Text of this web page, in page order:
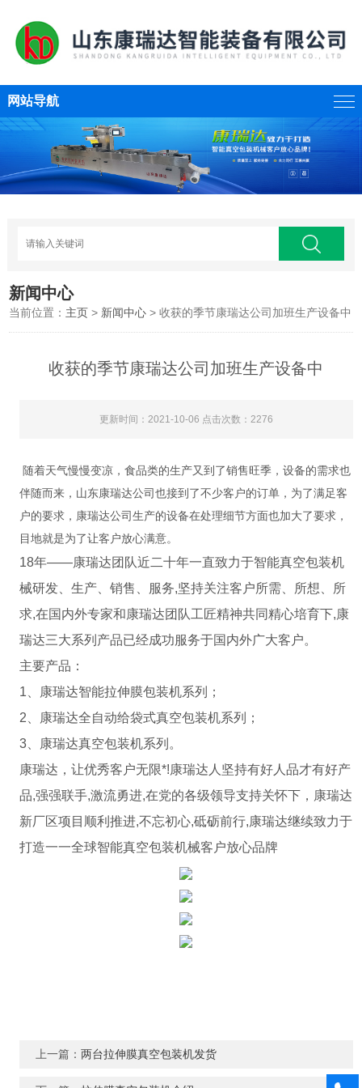
网站导航
新闻中心
当前位置： 主页 > 新闻中心 > 收获的季节康瑞达公司加班生产设备中
收获的季节康瑞达公司加班生产设备中
更新时间：2021-10-06 点击次数：2276
随着天气慢慢变凉，食品类的生产又到了销售旺季，设备的需求也
伴随而来，山东康瑞达公司也接到了不少客户的订单，为了满足客
户的要求，康瑞达公司生产的设备在处理细节方面也加大了要求，
目地就是为了让客户放心满意。
18年——康瑞达团队近二十年一直致力于智能真空包装机
械研发、生产、销售、服务,坚持关注客户所需、所想、所
求,在国内外专家和康瑞达团队工匠精神共同精心培育下,康
瑞达三大系列产品已经成功服务于国内外广大客户。
主要产品：
1、康瑞达智能拉伸膜包装机系列；
2、康瑞达全自动给袋式真空包装机系列；
3、康瑞达真空包装机系列。
康瑞达，让优秀客户无限*!康瑞达人坚持有好人品才有好产
品,强强联手,激流勇进,在党的各级领导支持关怀下，康瑞达
新厂区项目顺利推进,不忘初心,砥砺前行,康瑞达继续致力于
打造一一全球智能真空包装机械客户放心品牌
上一篇： 两台拉伸膜真空包装机发货